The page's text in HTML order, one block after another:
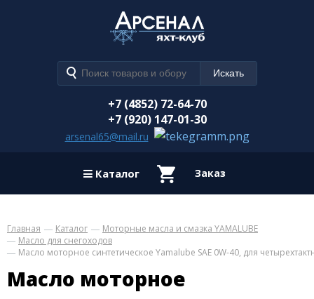
+7 (4852) 72-64-70
+7 (920) 147-01-30
arsenal65@mail.ru
Каталог Заказ
Главная Каталог
Моторные масла и смазка YAMALUBE
Масло для снегоходов
Масло моторное синтетическое Yamalube SAE 0W-40, для
Масло моторное